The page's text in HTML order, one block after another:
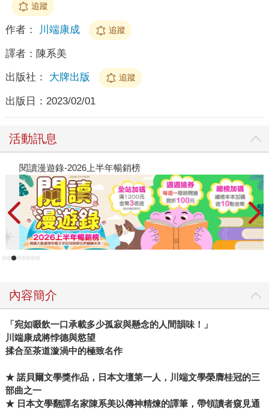
追蹤
作者： 川端康成 追蹤
譯者： 陳系美
出版社： 大牌出版 追蹤
出版日： 2023/02/01
活動訊息
閱讀漫遊錄-2026上半年暢銷榜
內容簡介
「宛如啜飲一口承載多少孤寂與懸念的人間韻味！」
川端康成將悖德與慾望
揉合至茶道漩渦中的極致名作
★ 諾貝爾文學獎作品， 日本文壇第一人， 川端文學榮膺桂冠的三
部曲之一
★ 日本文學翻譯名家陳系美以傳神精煉的譯筆，帶領讀者窺見通